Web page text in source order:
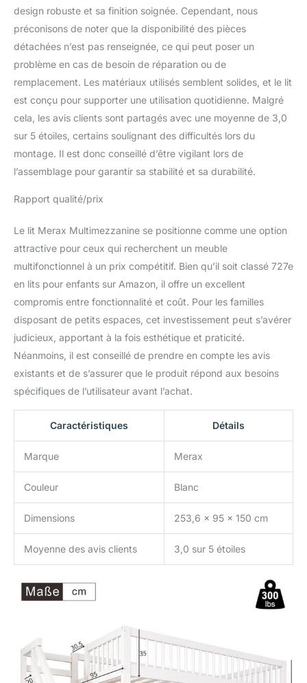
peut être inversée à
gauche et à droite, et la
structure d'ouverture de
la clôture facilite l'entrée
et la sortie des enfants.
Ce produit comprend
des escaliers de
rangement, des bureaux
et des armoires qui
être utilisés pour dormir,
mais également avoir des
Ce produit contient 5
paquets. Il se peut que 5
colis n'arrivent pas en
même temps. Veuillez
attendre que tous les
colis soient arrivés avant
de commencer
l'assemblage
design robuste et sa finition soignée. Cependant, nous
préconisons de noter que la disponibilité des pièces
détachées n’est pas renseignée, ce qui peut poser un
problème en cas de besoin de réparation ou de
remplacement. Les matériaux utilisés semblent solides, et le lit
est conçu pour supporter une utilisation quotidienne. Malgré
cela, les avis clients sont partagés avec une moyenne de 3,0
sur 5 étoiles, certains soulignant des difficultés lors du
montage. Il est donc conseillé d’être vigilant lors de
l’assemblage pour garantir sa stabilité et sa durabilité.
Rapport qualité/prix
Le lit Merax Multimezzanine se positionne comme une option
attractive pour ceux qui recherchent un meuble
multifonctionnel à un prix compétitif. Bien qu’il soit classé 727e
en lits pour enfants sur Amazon, il offre un excellent
compromis entre fonctionnalité et coût. Pour les familles
disposant de petits espaces, cet investissement peut s’avérer
judicieux, apportant à la fois esthétique et praticité.
Néanmoins, il est conseillé de prendre en compte les avis
existants et de s’assurer que le produit répond aux besoins
spécifiques de l’utilisateur avant l’achat.
Caractéristiques Détails
Marque Merax
Couleur Blanc
Dimensions 253,6 x 95 x 150 cm
Moyenne des avis clients 3,0 sur 5 étoiles